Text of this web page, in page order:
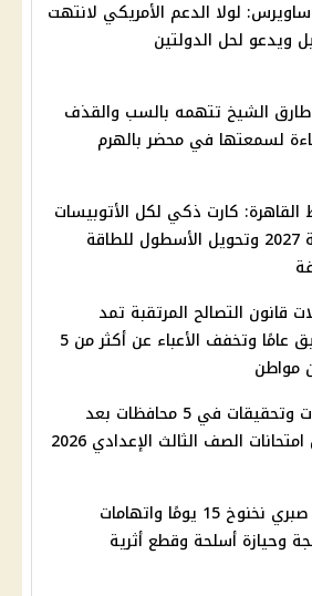
لولا الدعم الأمريكي لانتهت
ويدعو لحل الدولتين
الشيخ تتهمه بالسب والقذف
لسمعتها في محضر بالهرم
القاهرة: كارت ذكي لكل الأتوبيسات
بنهاية 2027 وتحويل الأسطول للطاقة
قانون التصالح المرتقبة تمد
التطبيق عامًا وتخفف الأعباء عن أكثر من 5
مواطن
إيقافات وتحقيقات في 5 محافظات بعد
الصف الثالث الإعدادي 2026
حبس صبري نخنوخ 15 يومًا واتهامات
وحيازة أسلحة وقطع أثرية